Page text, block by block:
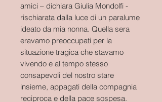
amici – dichiara Giulia Mondolfi -
rischiarata dalla luce di un paralume
ideato da mia nonna. Quella sera
eravamo preoccupati per la
situazione tragica che stavamo
vivendo e al tempo stesso
consapevoli del nostro stare
insieme, appagati della compagnia
reciproca e della pace sospesa.